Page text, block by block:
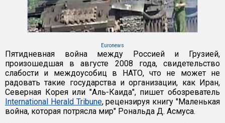
Euronews
Пятидневная война между Россией и Грузией,
произошедшая в августе 2008 года, свидетельство
слабости и междоусобиц в НАТО, что не может не
радовать такие государства и организации, как Иран,
Северная Корея или "Аль-Каида", пишет обозреватель
International Herald Tribune, рецензируя книгу "Маленькая
война, которая потрясла мир" Рональда Д. Асмуса.